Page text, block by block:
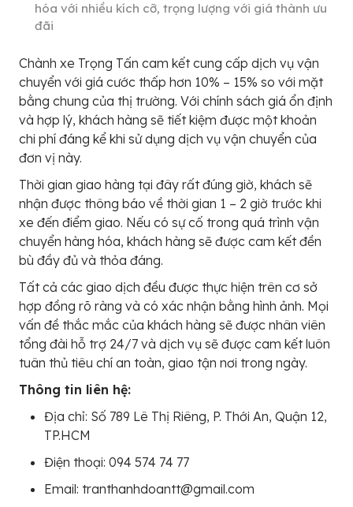
hóa với nhiều kích cỡ, trọng lượng với giá thành ưu
đãi
Chành xe Trọng Tấn cam kết cung cấp dịch vụ vận
chuyển với giá cước thấp hơn 10% – 15% so với mặt
bằng chung của thị trường. Với chính sách giá ổn định
và hợp lý, khách hàng sẽ tiết kiệm được một khoản
chi phí đáng kể khi sử dụng dịch vụ vận chuyển của
đơn vị này.
Thời gian giao hàng tại đây rất đúng giờ, khách sẽ
nhận được thông báo về thời gian 1 – 2 giờ trước khi
xe đến điểm giao. Nếu có sự cố trong quá trình vận
chuyển hàng hóa, khách hàng sẽ được cam kết đền
bù đầy đủ và thỏa đáng.
Tất cả các giao dịch đều được thực hiện trên cơ sở
hợp đồng rõ ràng và có xác nhận bằng hình ảnh. Mọi
vấn đề thắc mắc của khách hàng sẽ được nhân viên
tổng đài hỗ trợ 24/7 và dịch vụ sẽ được cam kết luôn
tuân thủ tiêu chí an toàn, giao tận nơi trong ngày.
Thông tin liên hệ:
Địa chỉ: Số 789 Lê Thị Riêng, P. Thới An, Quận 12,
TP.HCM
Điện thoại: 094 574 74 77
Email: tranthanhdoantt@gmail.com